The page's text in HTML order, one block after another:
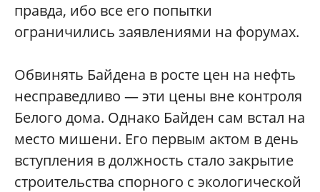
правда, ибо все его попытки
ограничились заявлениями на форумах.
Обвинять Байдена в росте цен на нефть
несправедливо — эти цены вне контроля
Белого дома. Однако Байден сам встал на
место мишени. Его первым актом в день
вступления в должность стало закрытие
строительства спорного с экологической